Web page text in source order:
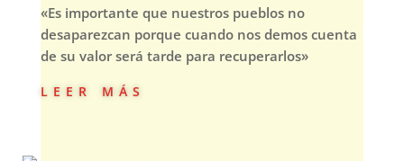
«Es importante que nuestros pueblos no
desaparezcan porque cuando nos demos cuenta
de su valor será tarde para recuperarlos»
leer más